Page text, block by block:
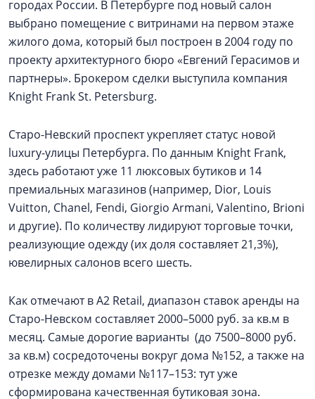
городах России. В Петербурге под новый салон
выбрано помещение с витринами на первом этаже
жилого дома, который был построен в 2004 году по
проекту архитектурного бюро «Евгений Герасимов и
партнеры». Брокером сделки выступила компания
Knight Frank St. Petersburg.
Старо-Невский проспект укрепляет статус новой
luxury-улицы Петербурга. По данным Knight Frank,
здесь работают уже 11 люксовых бутиков и 14
премиальных магазинов (например, Dior, Louis
Vuitton, Chanel, Fendi, Giorgio Armani, Valentino, Brioni
и другие). По количеству лидируют торговые точки,
реализующие одежду (их доля составляет 21,3%),
ювелирных салонов всего шесть.
Как отмечают в А2 Retail, диапазон ставок аренды на
Старо-Невском составляет 2000–5000 руб. за кв.м в
месяц. Самые дорогие варианты (до 7500–8000 руб.
за кв.м) сосредоточены вокруг дома №152, а также на
отрезке между домами №117–153: тут уже
сформирована качественная бутиковая зона.